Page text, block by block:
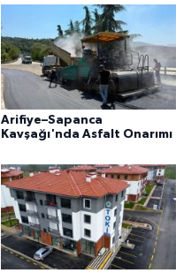
Arifiye–Sapanca
Kavşağı'nda Asfalt Onarımı